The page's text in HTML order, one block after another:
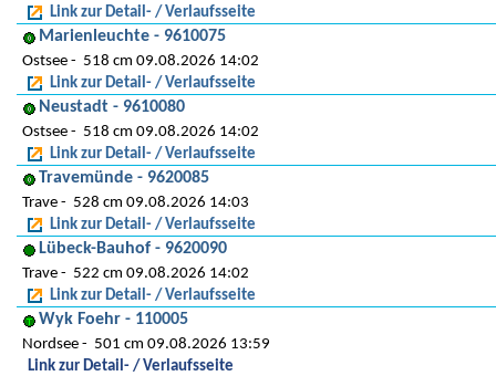
Link zur Detail- / Verlaufsseite
Marienleuchte - 9610075
Ostsee
518 cm 09.08.2026 14:02
Link zur Detail- / Verlaufsseite
Neustadt - 9610080
Ostsee
518 cm 09.08.2026 14:02
Link zur Detail- / Verlaufsseite
Travemünde - 9620085
Trave
528 cm 09.08.2026 14:03
Link zur Detail- / Verlaufsseite
Lübeck-Bauhof - 9620090
Trave
522 cm 09.08.2026 14:02
Link zur Detail- / Verlaufsseite
Wyk Foehr - 110005
Nordsee
501 cm 09.08.2026 13:59
Link zur Detail- / Verlaufsseite